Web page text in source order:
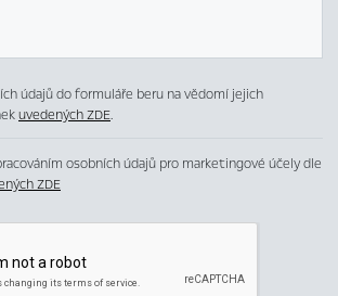
údajů do formuláře beru na vědomí jejich
uvedených ZDE.
osobních údajů pro marketingové účely dle
ZDE